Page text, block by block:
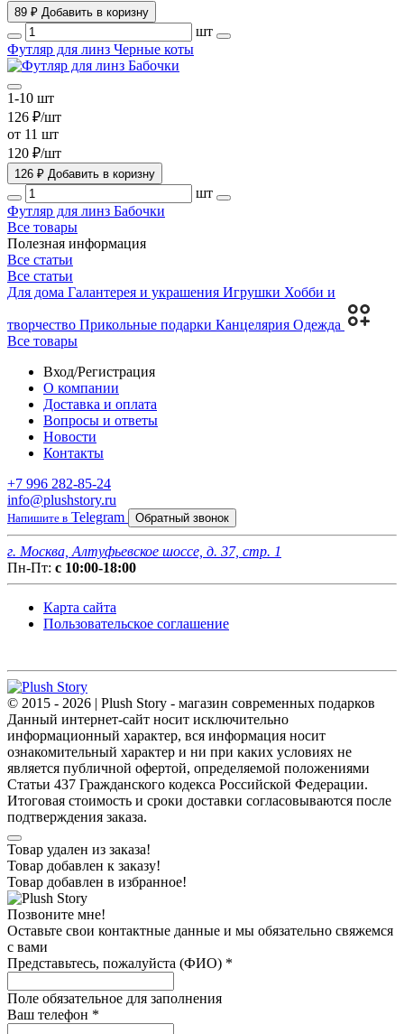
89 ₽ Добавить в коризну
шт
Футляр для линз Черные коты
1-10 шт
126 ₽/шт
от 11 шт
120 ₽/шт
126 ₽ Добавить в коризну
шт
Футляр для линз Бабочки
Все товары
Полезная информация
Все статьи
Все статьи
Для дома Галантерея и украшения Игрушки Хобби и
творчество Прикольные подарки Канцелярия Одежда
Все товары
Вход/Регистрация
О компании
Доставка и оплата
Вопросы и ответы
Новости
Контакты
+7 996 282-85-24
info@plushstory.ru
Напишите в Telegram Обратный звонок
г. Москва, Алтуфьевское шоссе, д. 37, стр. 1
Пн-Пт: с 10:00-18:00
Карта сайта
Пользовательское соглашение
© 2015 - 2026 | Plush Story - магазин современных подарков
Данный интернет-сайт носит исключительно
информационный характер, вся информация носит
ознакомительный характер и ни при каких условиях не
является публичной офертой, определяемой положениями
Статьи 437 Гражданского кодекса Российской Федерации.
Итоговая стоимость и сроки доставки согласовываются после
подтверждения заказа.
Товар удален из заказа!
Товар добавлен к заказу!
Товар добавлен в избранное!
Позвоните мне!
Оставьте свои контактные данные и мы обязательно свяжемся
с вами
Представьтесь, пожалуйста (ФИО) *
Поле обязательное для заполнения
Ваш телефон *